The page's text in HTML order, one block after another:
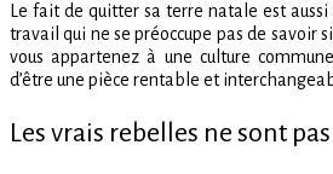
Le fait de quitter sa terre natale est
travail qui ne se préoccupe pas de savoir
vous appartenez à une culture
d’être une pièce rentable et
Les vrais rebelles ne sont